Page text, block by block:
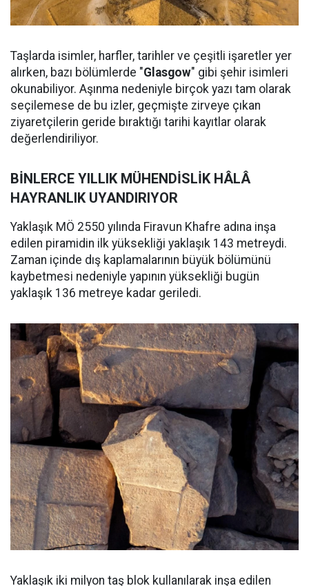
Taşlarda isimler, harfler, tarihler ve çeşitli işaretler yer
alırken, bazı bölümlerde "Glasgow" gibi şehir isimleri
okunabiliyor. Aşınma nedeniyle birçok yazı tam olarak
seçilemese de bu izler, geçmişte zirveye çıkan
ziyaretçilerin geride bıraktığı tarihi kayıtlar olarak
değerlendiriliyor.
BİNLERCE YILLIK MÜHENDİSLİK HÂLÂ
HAYRANLIK UYANDIRIYOR
Yaklaşık MÖ 2550 yılında Firavun Khafre adına inşa
edilen piramidin ilk yüksekliği yaklaşık 143 metreydi.
Zaman içinde dış kaplamalarının büyük bölümünü
kaybetmesi nedeniyle yapının yüksekliği bugün
yaklaşık 136 metreye kadar geriledi.
Yaklaşık iki milyon taş blok kullanılarak inşa edilen